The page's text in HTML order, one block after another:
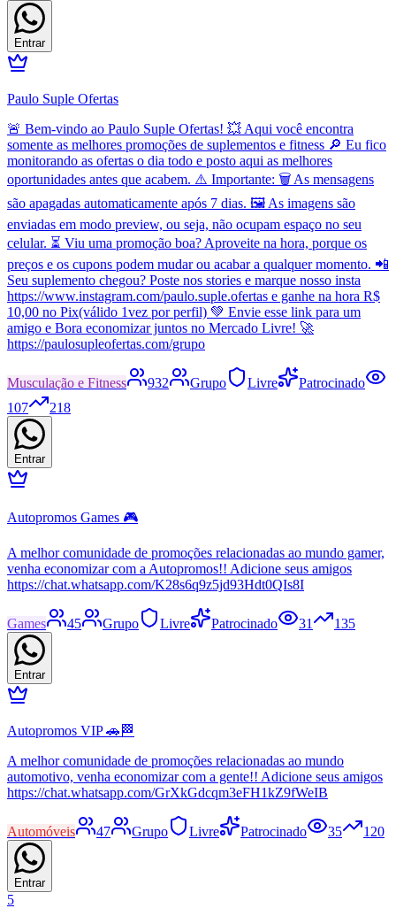
Entrar
Paulo Suple Ofertas
🚨 Bem-vindo ao Paulo Suple Ofertas! 💥 Aqui você encontra
somente as melhores promoções de suplementos e fitness 🔎 Eu fico
monitorando as ofertas o dia todo e posto aqui as melhores
oportunidades antes que acabem. ⚠️ Importante: 🗑️ As mensagens
são apagadas automaticamente após 7 dias. 🖼️ As imagens são
enviadas em modo preview, ou seja, não ocupam espaço no seu
celular. ⏳ Viu uma promoção boa? Aproveite na hora, porque os
preços e os cupons podem mudar ou acabar a qualquer momento. 📲
Seu suplemento chegou? Poste nos stories e marque nosso insta
https://www.instagram.com/paulo.suple.ofertas e ganhe na hora R$
10,00 no Pix(válido 1vez por perfil) 💚 Envie esse link para um
amigo e Bora economizar juntos no Mercado Livre! 🚀
https://paulosupleofertas.com/grupo
Musculação e Fitness 932 Grupo Livre
Patrocinado
107
218
Entrar
Autopromos Games 🎮
A melhor comunidade de promoções relacionadas ao mundo gamer,
venha economizar com a Autopromos!! Adicione seus amigos
https://chat.whatsapp.com/K28s6q9z5jd93Hdt0QIs8I
Games 45 Grupo Livre Patrocinado 31 135
Entrar
Autopromos VIP 🚗🏁
A melhor comunidade de promoções relacionadas ao mundo
automotivo, venha economizar com a gente!! Adicione seus amigos
https://chat.whatsapp.com/GrXkGdcqm3eFH1kZ9fWeIB
Automóveis 47 Grupo Livre Patrocinado 35 120
Entrar
5